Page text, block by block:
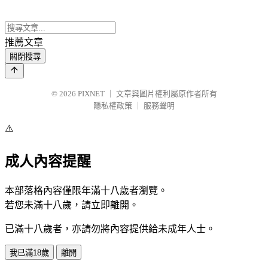
推薦文章
關閉搜尋
© 2026 PIXNET
文章與圖片權利屬原作者所有
隱私權政策
服務聲明
⚠️
成人內容提醒
本部落格內容僅限年滿十八歲者瀏覽。
若您未滿十八歲，請立即離開。
已滿十八歲者，亦請勿將內容提供給未成年人士。
我已滿18歲 離開